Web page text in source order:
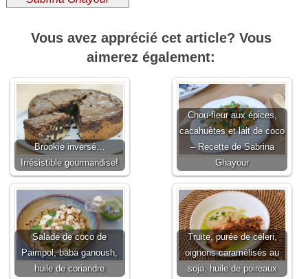
Vous avez apprécié cet article? Vous
aimerez également:
Brookie inversé…
Irrésistible gourmandise!
Chou-fleur aux épices,
cacahuètes et lait de coco
– Recette de Sabrina
Ghayour
Salade de coco de
Paimpol, baba ganoush,
huile de coriandre
Truite, purée de céleri,
oignons caramélisés au
soja, huile de poireaux